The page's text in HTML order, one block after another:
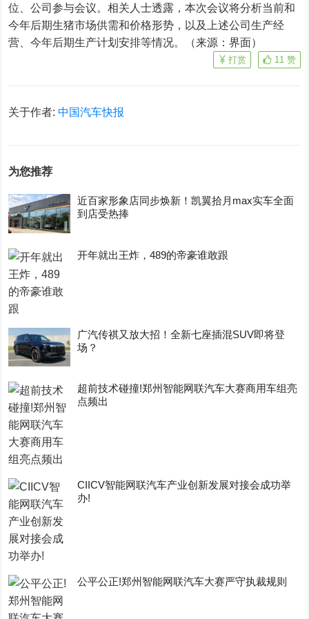
位、公司参与会议。相关人士透露，本次会议将分析当前和
今年后期生猪市场供需和价格形势，以及上述公司生产经
营、今年后期生产计划安排等情况。（来源：界面）
11 赞
打赏
关于作者:中国汽车快报
为您推荐
近百家形象店同步焕新！凯翼拾月max实车全面
到店受热捧
开年就出王炸，489的帝豪谁敢跟
广汽传祺又放大招！全新七座插混SUV即将登
场？
超前技术碰撞!郑州智能网联汽车大赛商用车组亮
点频出
CIICV智能网联汽车产业创新发展对接会成功举
办!
公平公正!郑州智能网联汽车大赛严守执裁规则